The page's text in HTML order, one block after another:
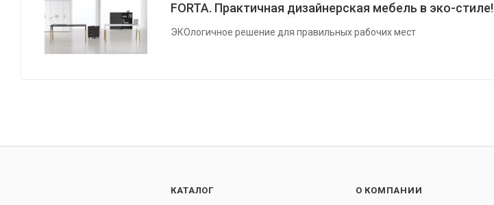
FORTA. Практичная дизайнерская мебель в эко-стиле!
ЭКОлогичное решение для правильных рабочих мест
КАТАЛОГ О КОМПАНИИ